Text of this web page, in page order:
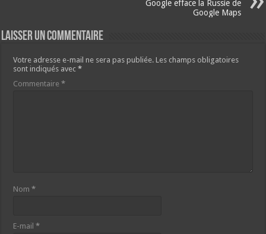
Google efface la Russie de
Google Maps
Laisser un commentaire
Votre adresse e-mail ne sera pas publiée. Les champs obligatoires
sont indiqués avec*
Commentaire*
Nom*
E-mail*